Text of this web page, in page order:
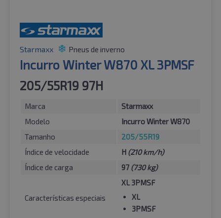
Starmaxx Pneus de inverno
Incurro Winter W870 XL 3PMSF
205/55R19 97H
Marca
Starmaxx
Modelo
Incurro Winter W870
Tamanho
205/55R19
Índice de velocidade
H (210 km/h)
Índice de carga
97 (730 kg)
Características especiais
XL 3PMSF
XL
3PMSF